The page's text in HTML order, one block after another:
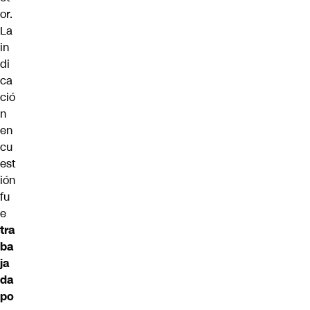
or.
La
in
di
ca
ció
n
en
cu
est
ión
fu
e
tra
ba
ja
da
po